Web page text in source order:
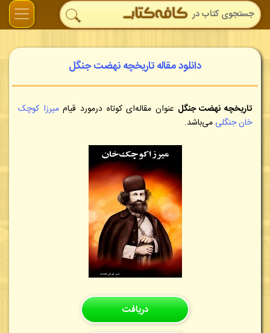
دانلود مقاله تاریخچه نهضت جنگل
تاریخچه نهضت جنگل عنوان مقاله‌ای کوتاه درمورد قیاممیرزا کوچک‌
خان‌ جنگلی می‌باشد.
دریافت